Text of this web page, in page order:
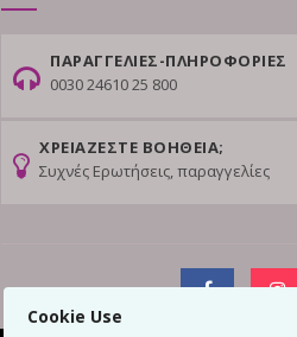
Cookie Use
ΠΑΡΑΓΓΕΛΙΕΣ-ΠΛΗΡΟΦΟΡΙΕΣ
0030 24610 25 800
ΧΡΕΙΑΖΕΣΤΕ ΒΟΗΘΕΙΑ;
Συχνές Ερωτήσεις, παραγγελίες